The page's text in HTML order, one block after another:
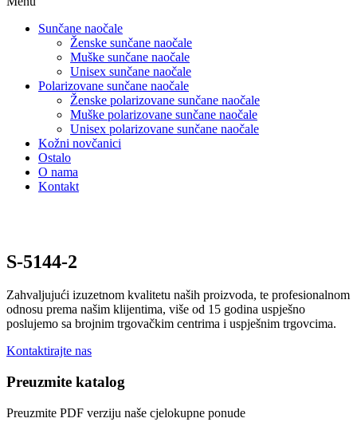
Sunčane naočale
Ženske sunčane naočale
Muške sunčane naočale
Unisex sunčane naočale
Polarizovane sunčane naočale
Ženske polarizovane sunčane naočale
Muške polarizovane sunčane naočale
Unisex polarizovane sunčane naočale
Kožni novčanici
Ostalo
O nama
Kontakt
S-5144-2
Zahvaljujući izuzetnom kvalitetu naših proizvoda, te profesionalnom
odnosu prema našim klijentima, više od 15 godina uspješno
poslujemo sa brojnim trgovačkim centrima i uspješnim trgovcima.
Kontaktirajte nas
Preuzmite katalog
Preuzmite PDF verziju naše cjelokupne ponude